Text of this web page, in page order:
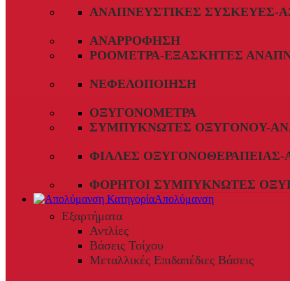
ΑΝΑΠΝΕΥΣΤΙΚΈΣ ΣΥΣΚΕΥΈΣ-
ΑΝΑΡΡΌΦΗΣΗ
ΡΟΌΜΕΤΡΑ-ΕΞΑΣΚΗΤΈΣ
ΝΕΦΕΛΟΠΟΊΗΣΗ
ΟΞΥΓΟΝΌΜΕΤΡΑ
ΣΥΜΠΥΚΝΩΤΈΣ ΟΞΥΓΌΝΟΥ-
ΦΙΆΛΕΣ ΟΞΥΓΟΝΟΘΕΡΑΠΕΊΑΣ-
ΦΟΡΗΤΟΊ ΣΥΜΠΥΚΝΩΤΈΣ
Απολύμανση
Εξαρτήματα
Αντλίες
Βάσεις Τοίχου
Μεταλλικές Επιδαπέδιες Βάσεις